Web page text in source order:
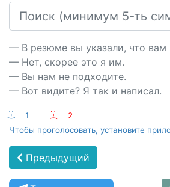
— В резюме вы указали, что вам
— Нет, скорее это я им.
— Вы нам не подходите.
— Вот видите? Я так и написал.
:-) 1 :-(
2
Чтобы проголосовать, установите
Предыдущий